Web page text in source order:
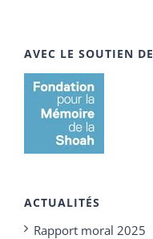
AVEC LE SOUTIEN DE
ACTUALITÉS
Rapport moral 2025